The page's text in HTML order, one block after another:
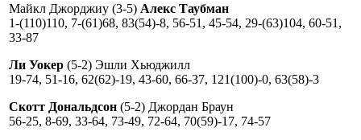
Майкл Джорджиу (3-5) Алекс Таубман
1-(110)110, 7-(61)68, 83(54)-8, 56-51, 45-54, 29-(63)104, 60-51,
33-87
Ли Уокер (5-2) Эшли Хьюджилл
19-74, 51-16, 62(62)-19, 43-60, 66-37, 121(100)-0, 63(58)-3
Скотт Дональдсон (5-2) Джордан Браун
56-25, 8-69, 33-64, 73-49, 72-64, 70(59)-17, 74-57